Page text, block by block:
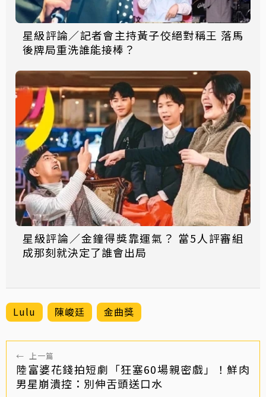
星級評論／記者會主持黃子佼絕對稱王 落馬
後牌局重洗誰能接棒？
星級評論／金鐘得獎靠運氣？ 當5人評審組
成那刻就決定了誰會出局
Lulu 陳峻廷 金曲獎
← 上一篇
陸富婆花錢拍短劇「狂塞60場親密戲」！鮮肉
男星崩潰控：別伸舌頭送口水